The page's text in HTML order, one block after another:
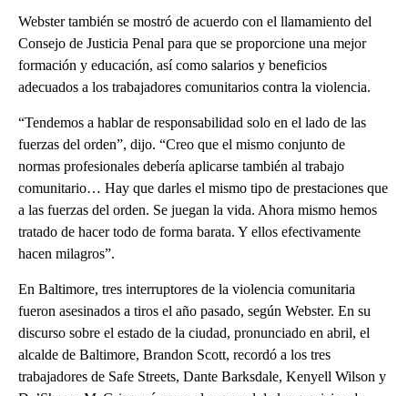
Webster también se mostró de acuerdo con el llamamiento del
Consejo de Justicia Penal para que se proporcione una mejor
formación y educación, así como salarios y beneficios
adecuados a los trabajadores comunitarios contra la violencia.
“Tendemos a hablar de responsabilidad solo en el lado de las
fuerzas del orden”, dijo. “Creo que el mismo conjunto de
normas profesionales debería aplicarse también al trabajo
comunitario… Hay que darles el mismo tipo de prestaciones que
a las fuerzas del orden. Se juegan la vida. Ahora mismo hemos
tratado de hacer todo de forma barata. Y ellos efectivamente
hacen milagros”.
En Baltimore, tres interruptores de la violencia comunitaria
fueron asesinados a tiros el año pasado, según Webster. En su
discurso sobre el estado de la ciudad, pronunciado en abril, el
alcalde de Baltimore, Brandon Scott, recordó a los tres
trabajadores de Safe Streets, Dante Barksdale, Kenyell Wilson y